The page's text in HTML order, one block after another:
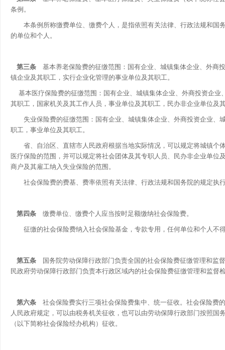
条例。
本条例所称缴费单位、缴费个人，是指依照有关法律、行政法规和国
的单位和个人。
第三条 基本养老保险费的征缴范围：国有企业、城镇集体企业、外商
镇企业及其职工，实行企业化管理的事业单位及其职工。
基本医疗保险费的征缴范围：国有企业、城镇集体企业、外商投资企业
其职工，国家机关及其工作人员，事业单位及其职工，民办非企业单位及
失业保险费的征缴范围：国有企业、城镇集体企业、外商投资企业、
职工，事业单位及其职工。
省、自治区、直辖市人民政府根据当地实际情况，可以规定将城镇个
医疗保险的范围，并可以规定将社会团体及其专职人员、民办非企业单位
商户及其雇工纳入失业保险的范围。
社会保险费的费基、费率依照有关法律、行政法规和国务院的规定执
第四条 缴费单位、缴费个人应当按时足额缴纳社会保险费。
征缴的社会保险费纳入社会保险基金，专款专用，任何单位和个人不
第五条 国务院劳动保障行政部门负责全国的社会保险费征缴管理和监
民政府劳动保障行政部门负责本行政区域内的社会保险费征缴管理和监督
第六条 社会保险费实行三项社会保险费集中、统一征收。社会保险费
人民政府规定，可以由税务机关征收，也可以由劳动保障行政部门按照国
（以下简称社会保险经办机构）征收。